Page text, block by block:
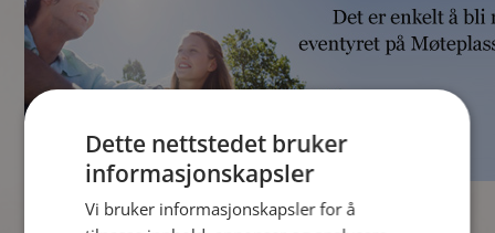
Dette nettstedet bruker
informasjonskapsler
Vi bruker informasjonskapsler for å